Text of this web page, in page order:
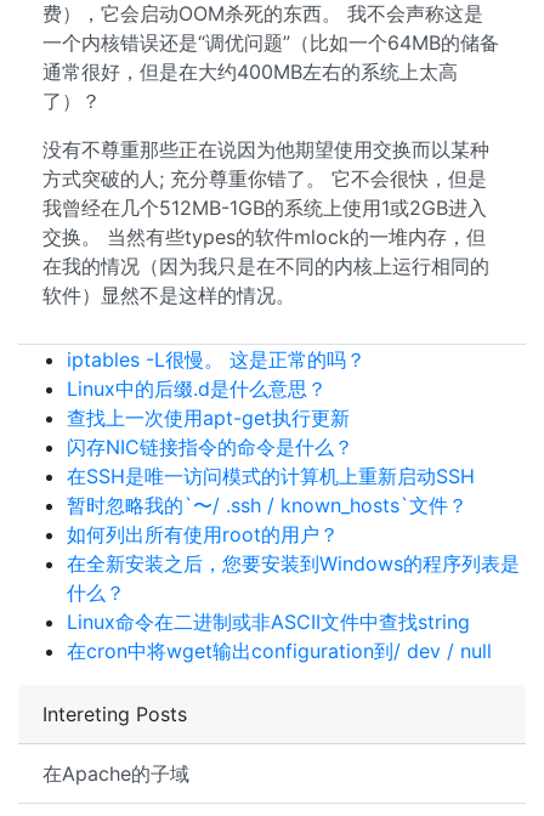
Intereting Posts
在Apache的子域
费），它会启动OOM杀死的东西。 我不会声称这是
一个内核错误还是“调优问题”（比如一个64MB的储备
通常很好，但是在大约400MB左右的系统上太高
了）？
没有不尊重那些正在说因为他期望使用交换而以某种
方式突破的人; 充分尊重你错了。 它不会很快，但是
我曾经在几个512MB-1GB的系统上使用1或2GB进入
交换。 当然有些types的软件mlock的一堆内存，但
在我的情况（因为我只是在不同的内核上运行相同的
软件）显然不是这样的情况。
iptables -L很慢。 这是正常的吗？
Linux中的后缀.d是什么意思？
查找上一次使用apt-get执行更新
闪存NIC链接指令的命令是什么？
在SSH是唯一访问模式的计算机上重新启动SSH
暂时忽略我的`〜/ .ssh / known_hosts`文件？
如何列出所有使用root的用户？
在全新安装之后，您要安装到Windows的程序列表是
什么？
Linux命令在二进制或非ASCII文件中查找string
在cron中将wget输出configuration到/ dev / null